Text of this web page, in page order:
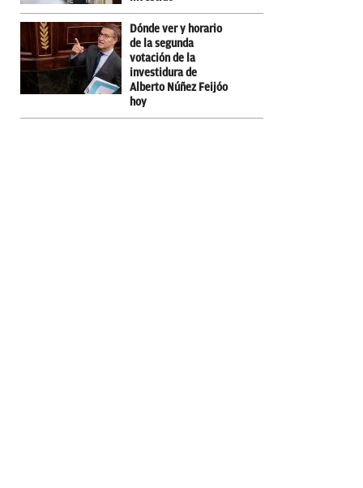
Dónde ver y horario
de la segunda
votación de la
investidura de
Alberto Núñez Feijóo
hoy